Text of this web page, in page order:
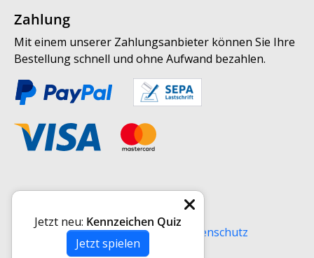
Zahlung
Mit einem unserer Zahlungsanbieter können Sie Ihre
Bestellung schnell und ohne Aufwand bezahlen.
Versand AGB Impressum
Datenschutz
Widerrufsrecht
Jetzt neu: Kennzeichen Quiz
Jetzt spielen